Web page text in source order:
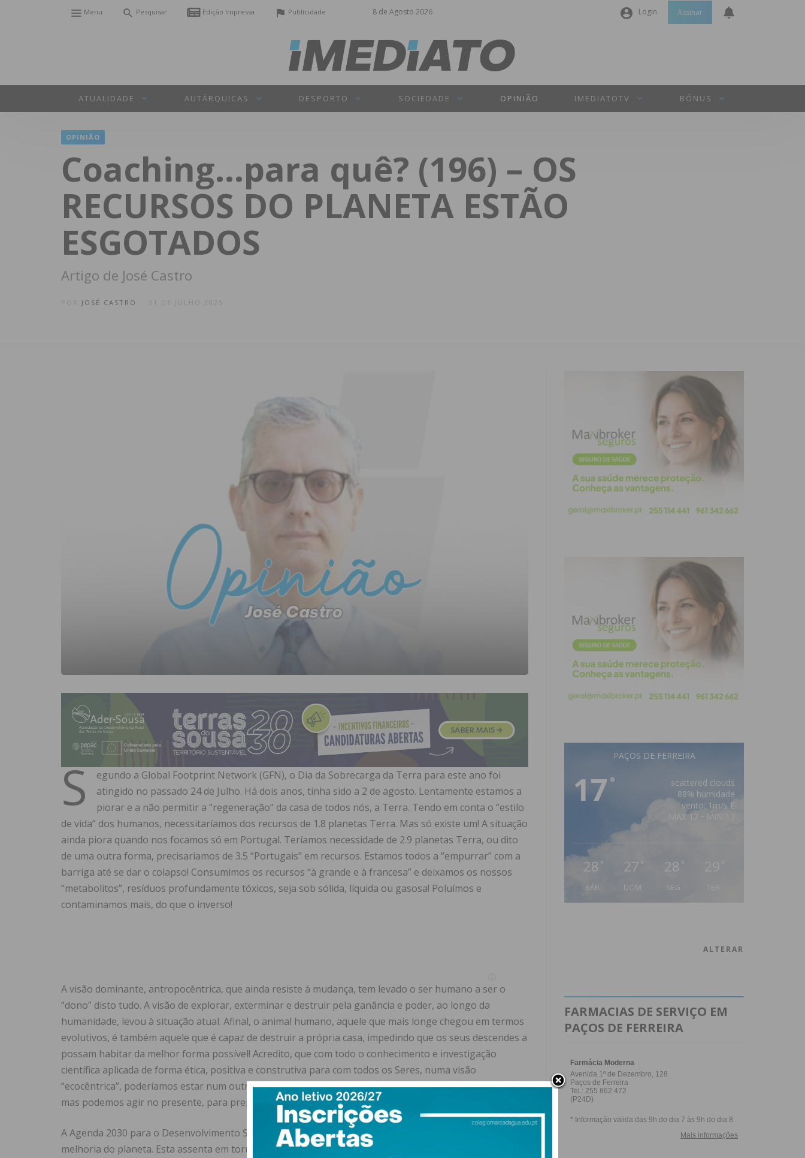
8 de Agosto 2026
Menu Pesquisar Edição Impressa Publicidade Login
Senha
Assinar
ATUALIDADE AUTÁRQUICAS DESPORTO SOCIEDADE OPINIÃO IMEDIATOTV BÓNUS
OPINIÃO
Coaching…para quê? (196) – OS
RECURSOS DO PLANETA ESTÃO
ESGOTADOS
Artigo de José Castro
JOSÉ CASTRO
S
egundo a Global Footprint Network (GFN), o Dia da Sobrecarga da Terra para este ano foi
atingido no passado 24 de Julho. Há dois anos, tinha sido a 2 de agosto. Lentamente estamos a
piorar e a não permitir a “regeneração” da casa de todos nós, a Terra. Tendo em conta o “estilo
de vida” dos humanos, necessitaríamos dos recursos de 1.8 planetas Terra. Mas só existe um! A situação
ainda piora quando nos focamos só em Portugal. Teríamos necessidade de 2.9 planetas Terra, ou dito
de uma outra forma, precisaríamos de 3.5 “Portugais” em recursos. Estamos todos a “empurrar” com a
barriga até se dar o colapso! Consumimos os recursos “à grande e à francesa” e deixamos os nossos
“metabolitos”, resíduos profundamente tóxicos, seja sob sólida, líquida ou gasosa! Poluímos e
contaminamos mais, do que o inverso!
A visão dominante, antropocêntrica, que ainda resiste à mudança, tem levado o ser humano a ser o
“dono” disto tudo. A visão de explorar, exterminar e destruir pela ganância e poder, ao longo da
humanidade, levou à situação atual. Afinal, o animal humano, aquele que mais longe chegou em termos
evolutivos, é também aquele que é capaz de destruir a própria casa, impedindo que os seus descendes a
possam habitar da melhor forma possível! Acredito, que com todo o conhecimento e investigação
científica aplicada de forma ética, positiva e construtiva para com todos os Seres, numa visão
“ecocêntrica”, poderíamos estar num outro nível evolutivo. Não podemos fazer nada pelo dia de ontem,
mas podemos agir no presente, para preparar um futuro melhor.
A Agenda 2030 para o Desenvolvimento Sustentável, é um dos caminhos holísticos fundamentais para a
melhoria do planeta. Esta assenta em torno de 5 Princípios, a saber: Planeta, Pessoas, Prosperidade,
PAÇOS DE FERREIRA
17 °
scattered clouds
88% humidade
vento: 1m/s E
MAX 17 • MIN 17
28 °
SÁB
27 °
DOM
28 °
SEG
29 °
ALTERAR
FARMACIAS DE SERVIÇO EM
PAÇOS DE FERREIRA